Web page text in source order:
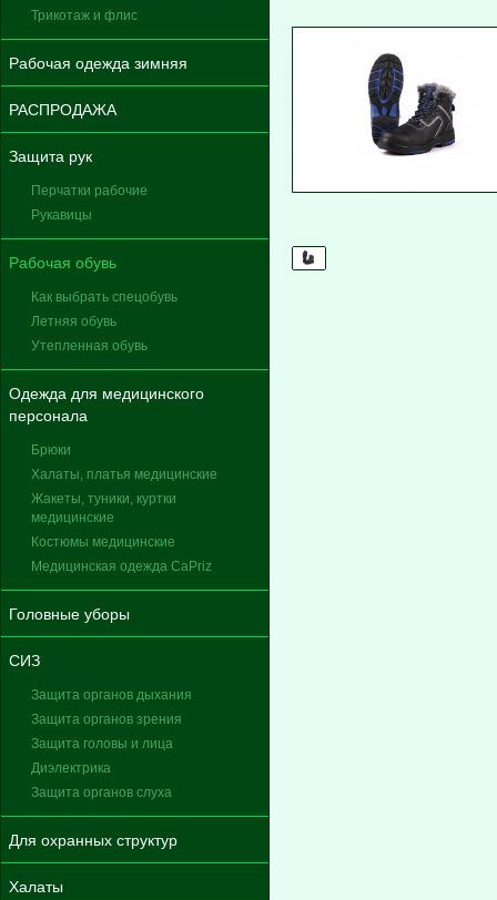
Трикотаж и флис
Рабочая одежда зимняя
РАСПРОДАЖА
Защита рук
Перчатки рабочие
Рукавицы
Рабочая обувь
Как выбрать спецобувь
Летняя обувь
Утепленная обувь
Одежда для медицинского
персонала
Брюки
Халаты, платья медицинские
Жакеты, туники, куртки
медицинские
Костюмы медицинские
Медицинская одежда CaPriz
Головные уборы
СИЗ
Защита органов дыхания
Защита органов зрения
Защита головы и лица
Диэлектрика
Защита органов слуха
Для охранных структур
Халаты